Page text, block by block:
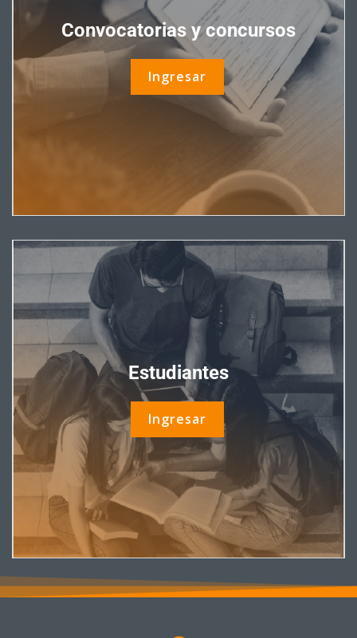
Convocatorias y concursos
Ingresar
Estudiantes
Ingresar